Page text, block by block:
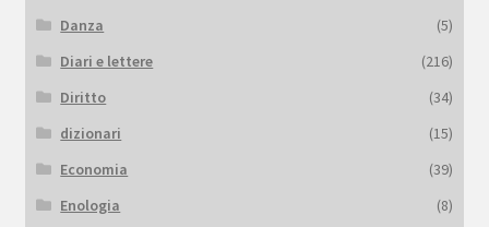
Danza
(5)
Diari e lettere
(216)
Diritto
(34)
dizionari
(15)
Economia
(39)
Enologia
(8)